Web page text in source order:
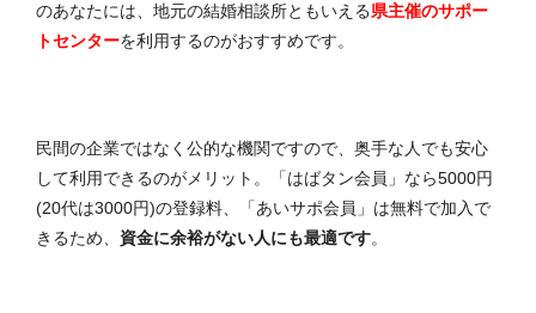
のあなたには、地元の結婚相談所ともいえる県主催のサポー
トセンターを利用するのがおすすめです。
民間の企業ではなく公的な機関ですので、奥手な人でも安心
して利用できるのがメリット。「はばタン会員」なら5000円
(20代は3000円)の登録料、「あいサポ会員」は無料で加入で
きるため、 資金に余裕がない人にも最適です。